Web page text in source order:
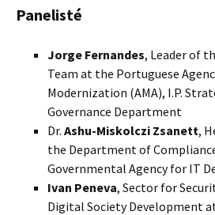
Panelisté
Jorge Fernandes, Leader of
Team at the Portuguese
Modernization (AMA), I.P.
Governance Department
Dr. Ashu-Miskolczi Zsanett,
the Department of
Governmental Agency for IT
Ivan Peneva, Sector for
Digital Society Development